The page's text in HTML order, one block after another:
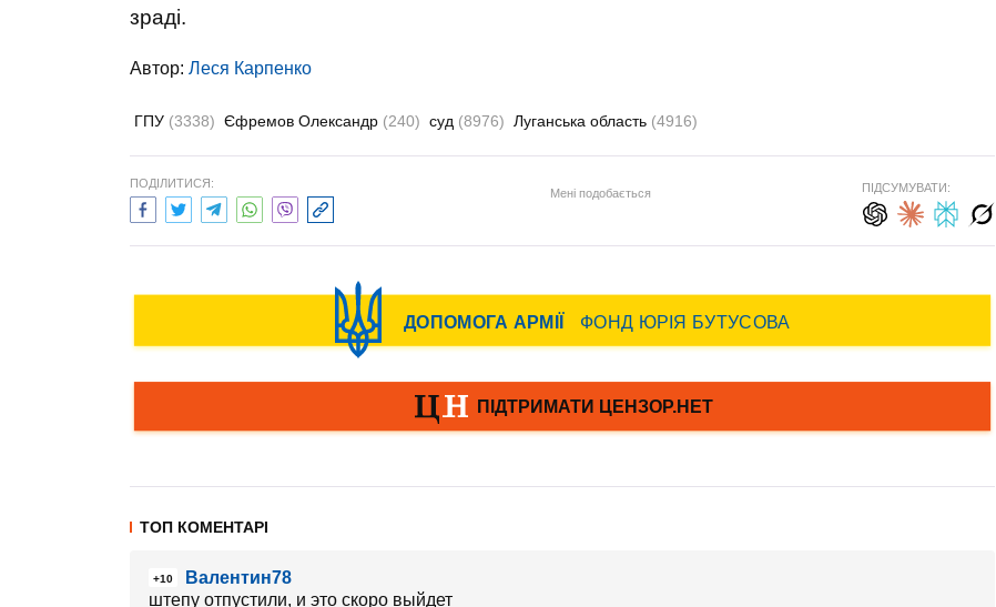
зраді.
Автор: Леся Карпенко
ГПУ (3338) Єфремов Олександр (240) суд (8976) Луганська область (4916)
ПОДІЛИТИСЯ:
Мені подобається ПІДСУМУВАТИ:
ТОП КОМЕНТАРІ
+10
Валентин78
штепу отпустили, и это скоро выйдет